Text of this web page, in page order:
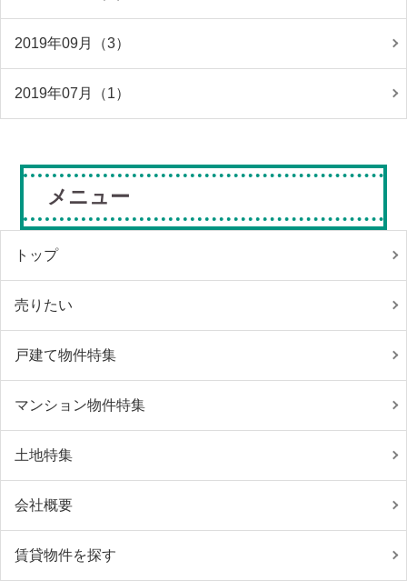
2019年09月（3）
2019年07月（1）
メニュー
トップ
売りたい
戸建て物件特集
マンション物件特集
土地特集
会社概要
賃貸物件を探す